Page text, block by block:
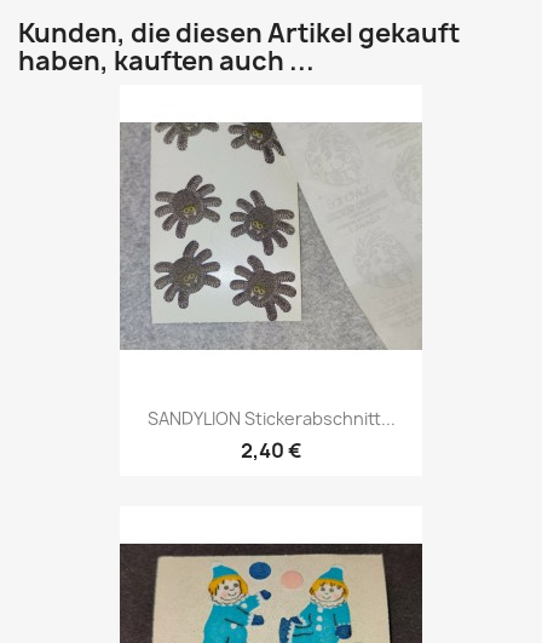
Kunden, die diesen Artikel gekauft
haben, kauften auch ...
SANDYLION Stickerabschnitt...
2,40 €